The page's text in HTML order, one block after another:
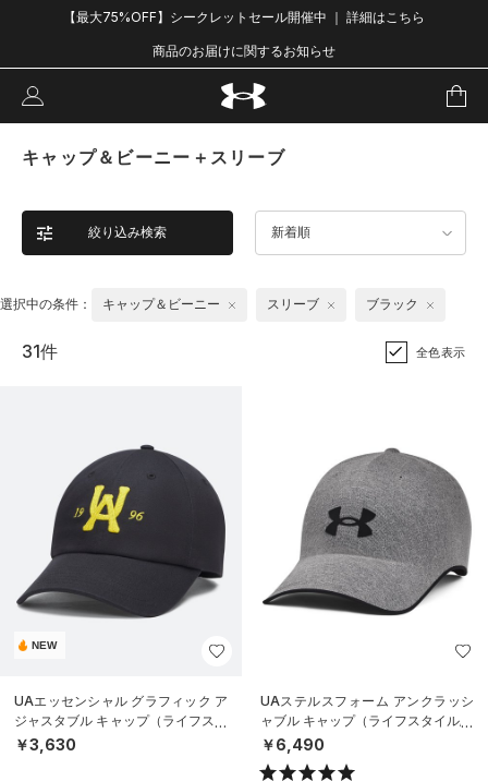
【最大75%OFF】シークレットセール開催中 ｜ 詳細はこちら
商品のお届けに関するお知らせ
キャップ＆ビーニー＋スリーブ
絞り込み検索 新着順
選択中の条件： キャップ＆ビーニー スリーブ ブラック
31件 全色表示
NEW
UAエッセンシャル グラフィック ア
ジャスタブル キャップ（ライフスタ
イル/UNISEX）
￥3,630
UAステルスフォーム アンクラッシ
ャブル キャップ（ライフスタイル/U
NISEX）
￥6,490